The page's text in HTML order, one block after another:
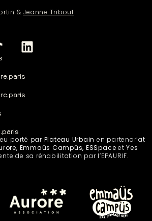
&Jeanne Triboul
porté par Plateau Urbain en partenariat
, Emmaüs Campüs, ESSpaceetYes
de sa réhabilitation par l’EPAURIF.